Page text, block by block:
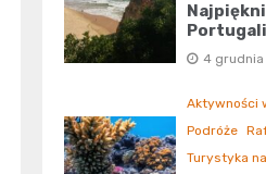
4 grudnia
Aktywności
Podróże
Turystyka